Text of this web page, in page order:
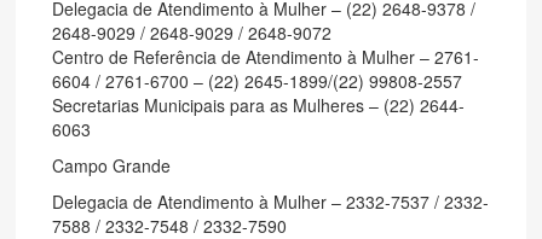
Delegacia de Atendimento à Mulher – (22) 2648-9378 /
2648-9029 / 2648-9029 / 2648-9072
Centro de Referência de Atendimento à Mulher – 2761-
6604 / 2761-6700 – (22) 2645-1899/(22) 99808-2557
Secretarias Municipais para as Mulheres – (22) 2644-
6063
Campo Grande
Delegacia de Atendimento à Mulher – 2332-7537 / 2332-
7588 / 2332-7548 / 2332-7590